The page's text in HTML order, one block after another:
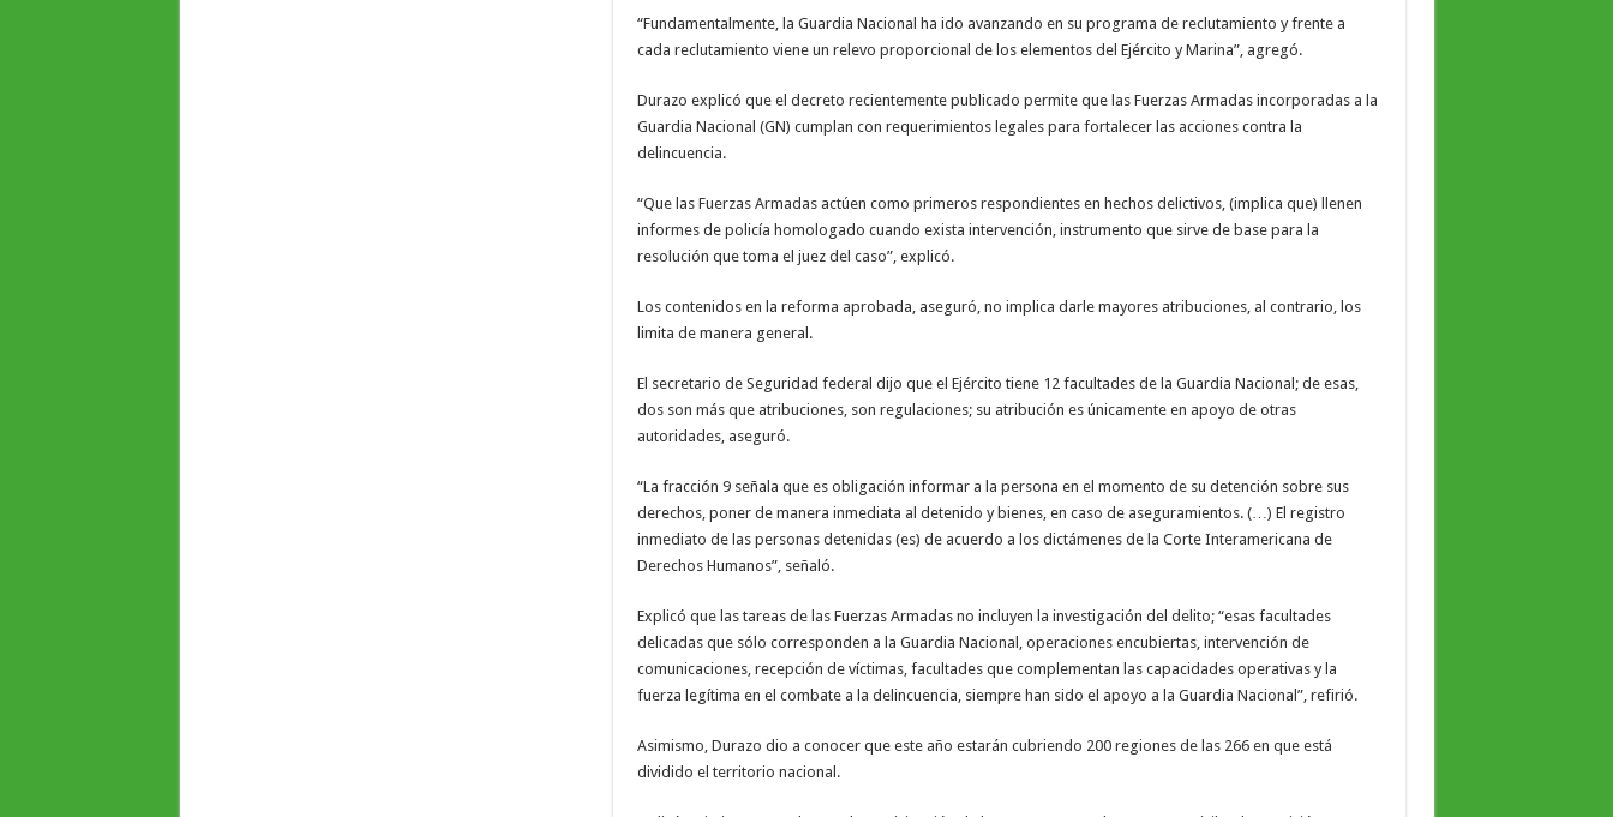
“Fundamentalmente, la Guardia Nacional ha ido avanzando en su programa de reclutamiento y frente a
cada reclutamiento viene un relevo proporcional de los elementos del Ejército y Marina”, agregó.
Durazo explicó que el decreto recientemente publicado permite que las Fuerzas Armadas incorporadas a la
Guardia Nacional (GN) cumplan con requerimientos legales para fortalecer las acciones contra la
delincuencia.
“Que las Fuerzas Armadas actúen como primeros respondientes en hechos delictivos, (implica que) llenen
informes de policía homologado cuando exista intervención, instrumento que sirve de base para la
resolución que toma el juez del caso”, explicó.
Los contenidos en la reforma aprobada, aseguró, no implica darle mayores atribuciones, al contrario, los
limita de manera general.
El secretario de Seguridad federal dijo que el Ejército tiene 12 facultades de la Guardia Nacional; de esas,
dos son más que atribuciones, son regulaciones; su atribución es únicamente en apoyo de otras
autoridades, aseguró.
“La fracción 9 señala que es obligación informar a la persona en el momento de su detención sobre sus
derechos, poner de manera inmediata al detenido y bienes, en caso de aseguramientos. (…) El registro
inmediato de las personas detenidas (es) de acuerdo a los dictámenes de la Corte Interamericana de
Derechos Humanos”, señaló.
Explicó que las tareas de las Fuerzas Armadas no incluyen la investigación del delito; “esas facultades
delicadas que sólo corresponden a la Guardia Nacional, operaciones encubiertas, intervención de
comunicaciones, recepción de víctimas, facultades que complementan las capacidades operativas y la
fuerza legítima en el combate a la delincuencia, siempre han sido el apoyo a la Guardia Nacional”, refirió.
Asimismo, Durazo dio a conocer que este año estarán cubriendo 200 regiones de las 266 en que está
dividido el territorio nacional.